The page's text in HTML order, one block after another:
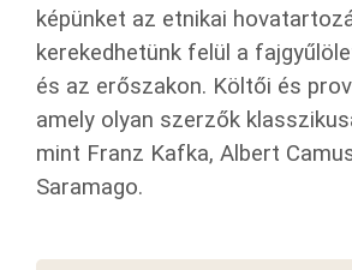
képünket az etnikai
kerekedhetünk felül a
és az erőszakon. Költői és
amely olyan szerzők
mint Franz Kafka, Albert
Saramago.